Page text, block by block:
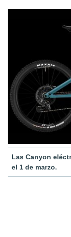
Las Canyon
el 1 de marzo.